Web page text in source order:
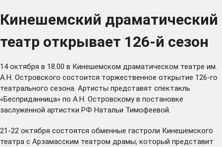
Кинешемский драматический
театр открывает 126-й сезон
14 октября в 18.00 в Кинешемском драматическом театре им.
А.Н. Островского состоится торжественное открытие 126-го
театрального сезона. Артисты представят спектакль
«Бесприданница» по А.Н. Островскому в постановке
заслуженной артистки РФ Натальи Тимофеевой.
21-22 октября состоятся обменные гастроли Кинешемского
театра с Арзамасским театром драмы, который представит